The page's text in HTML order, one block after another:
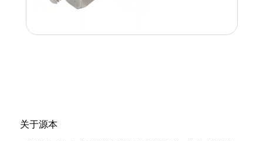
关于源本